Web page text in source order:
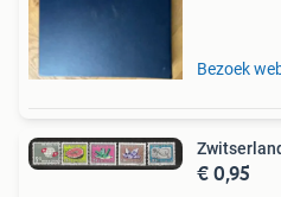
Bezoek
€ 0,95